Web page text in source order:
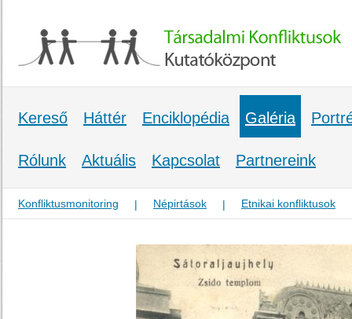
Kereső Háttér Enciklopédia Galéria
Rólunk Aktuális Kapcsolat Partnereink
Konfliktusmonitoring | Népirtások | Etnikai konfliktusok